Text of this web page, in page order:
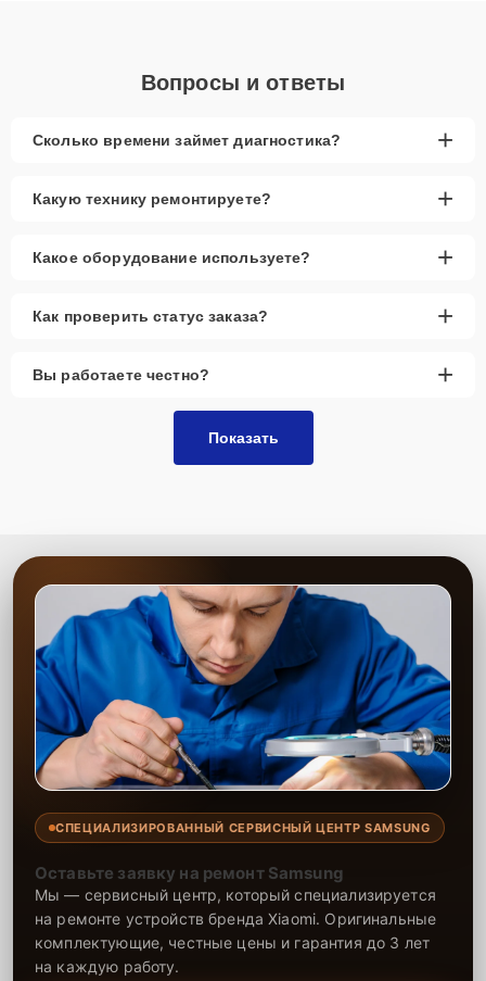
Вопросы и ответы
Сколько времени займет диагностика? +
Какую технику ремонтируете? +
Какое оборудование используете? +
Как проверить статус заказа? +
Вы работаете честно? +
Показать
СПЕЦИАЛИЗИРОВАННЫЙ СЕРВИСНЫЙ ЦЕНТР SAMSUNG
Оставьте заявку на ремонт Samsung
Мы — сервисный центр, который специализируется
на ремонте устройств бренда Xiaomi. Оригинальные
комплектующие, честные цены и гарантия до 3 лет
на каждую работу.